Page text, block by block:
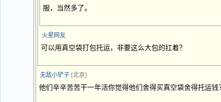
服，当然多了。
火星网友
可以用真空袋打包托运，非要这么大包的扛着？
无敌小铲子 [北京]
他们辛辛苦苦干一年活你觉得他们舍得买真空袋舍得托运